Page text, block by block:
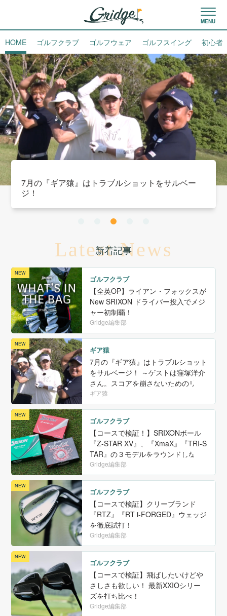
HOME ゴルフクラブ ゴルフウェア ゴルフスイング 初心者
世界初の新素材で「一撃の飛び」！ ダンロップ
『XXIO14』シリーズが11月22日に新発売！
新着記事
Latest News
ゴルフクラブ
【全英OP】ライアン・フォックスが
New SRIXON ドライバー投入でメジ
ャー初制覇！
Gridge編集部
ギア猿
7月の『ギア猿』はトラブルショット
をサルベージ！ ～ゲストは窪塚洋介
さん。スコアを崩さないためのリカ
バリー〜
ギア猿
ゴルフクラブ
【コースで検証！】SRIXONボール
『Z-STAR XV』、『XmaX』『TRI-S
TAR』の３モデルをラウンドしなが
ら徹底試打！
Gridge編集部
ゴルフクラブ
【コースで検証】クリーブランド
『RTZ』『RT i-FORGED』ウェッジ
を徹底試打！
Gridge編集部
ゴルフクラブ
【コースで検証】飛ばしたいけどや
さしさも欲しい！ 最新XXIOシリー
ズを打ち比べ！
Gridge編集部